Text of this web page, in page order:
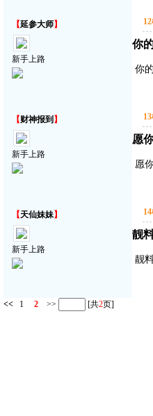
【延参大师】
新手上路
你
你
【财神报到 】
新手上路
愿
愿
【天仙妹妹】
新手上路
靓
靓
<< 1 2 >> [共2页]